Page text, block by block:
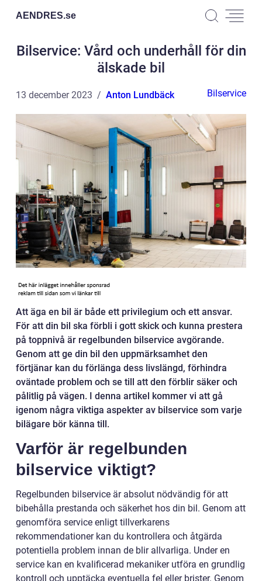
AENDRES.se
Bilservice: Vård och underhåll för din
älskade bil
13 december 2023 Anton Lundbäck Bilservice
Att äga en bil är både ett privilegium och ett ansvar.
För att din bil ska förbli i gott skick och kunna prestera
på toppnivå är regelbunden bilservice avgörande.
Genom att ge din bil den uppmärksamhet den
förtjänar kan du förlänga dess livslängd, förhindra
oväntade problem och se till att den förblir säker och
pålitlig på vägen. I denna artikel kommer vi att gå
igenom några viktiga aspekter av bilservice som varje
bilägare bör känna till.
Varför är regelbunden
bilservice viktigt?
Regelbunden bilservice är absolut nödvändig för att
bibehålla prestanda och säkerhet hos din bil. Genom att
genomföra service enligt tillverkarens
rekommendationer kan du kontrollera och åtgärda
potentiella problem innan de blir allvarliga. Under en
service kan en kvalificerad mekaniker utföra en grundlig
kontroll och upptäcka eventuella fel eller brister. Genom